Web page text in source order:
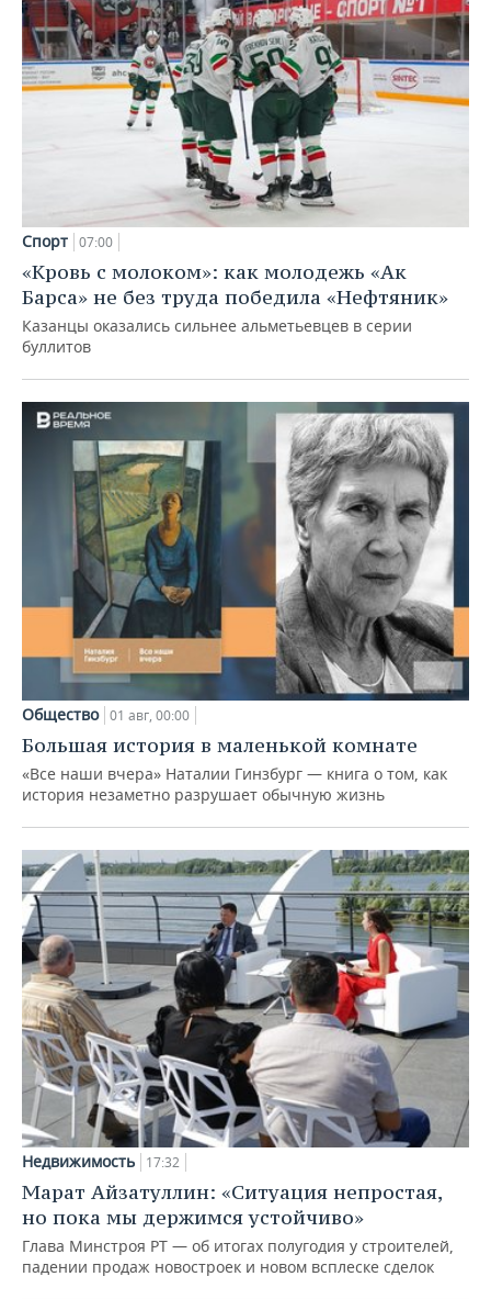
Спорт 07:00
«Кровь с молоком»: как молодежь «Ак
Барса» не без труда победила «Нефтяник»
Казанцы оказались сильнее альметьевцев в серии
буллитов
Общество 01 авг, 00:00
Большая история в маленькой комнате
«Все наши вчера» Наталии Гинзбург — книга о том, как
история незаметно разрушает обычную жизнь
Недвижимость 17:32
Марат Айзатуллин: «Ситуация непростая,
но пока мы держимся устойчиво»
Глава Минстроя РТ — об итогах полугодия у строителей,
падении продаж новостроек и новом всплеске сделок